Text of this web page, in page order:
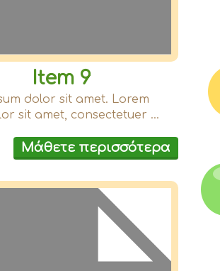
Item 9
dolor sit amet. Lorem
sit amet, consectetuer ...
Μάθετε περισσότερα